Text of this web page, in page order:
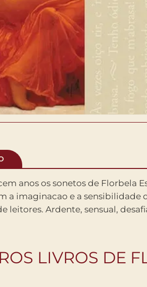
anos os sonetos de Florbela
a imaginacao e a sensibilidade
leitores. Ardente, sensual,
se em versos de um erotismo
literatura portuguesa, que se
LIVROS DE